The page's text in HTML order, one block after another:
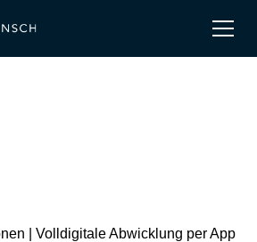
| Volldigitale Abwicklung per App